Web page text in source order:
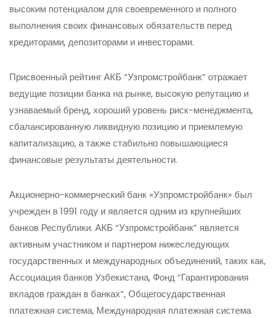
высоким потенциалом для своевременного и полного
выполнения своих финансовых обязательств перед
кредиторами, депозиторами и инвесторами.
Присвоенный рейтинг АКБ “Узпромстройбанк” отражает
ведущие позиции банка на рынке, высокую репутацию и
узнаваемый бренд, хороший уровень риск-менеджмента,
сбалансированную ликвидную позицию и приемлемую
капитализацию, а также стабильно повышающиеся
финансовые результаты деятельности.
Акционерно-коммерческий банк «Узпромстройбанк» был
учрежден в 1991 году и является одним из крупнейших
банков Республики. АКБ “Узпромстройбанк” является
активным участником и партнером нижеследующих
государственных и международных объединений, таких как,
Ассоциация банков Узбекистана, Фонд “Гарантирования
вкладов граждан в банках”, Общегосударственная
платежная система, Международная платежная система